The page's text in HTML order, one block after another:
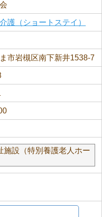
護（ショートステイ）
市岩槻区南下新井1538-7
施設（特別養護老人ホー